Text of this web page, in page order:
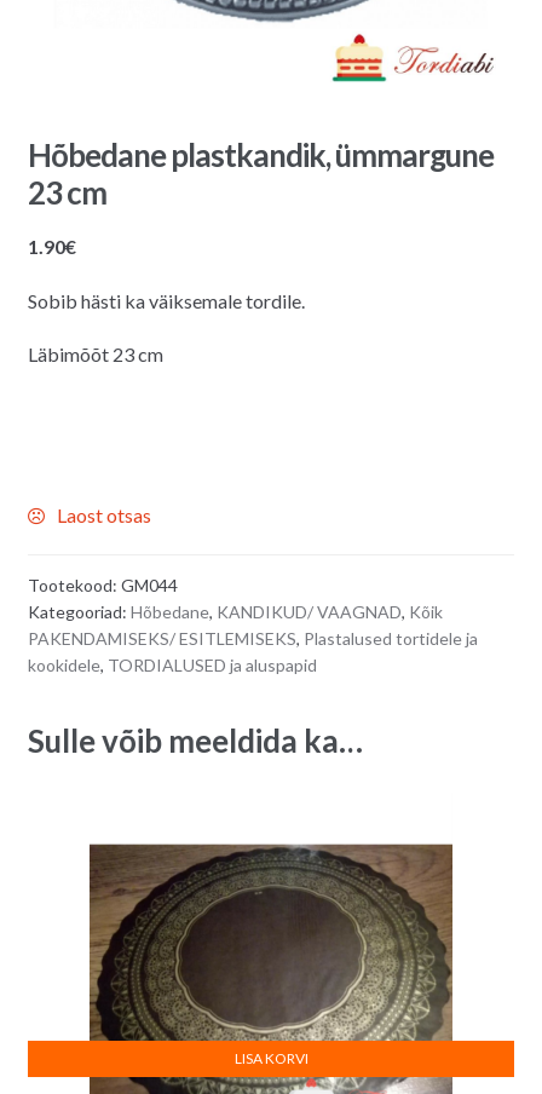
Hõbedane plastkandik, ümmargune
23 cm
1.90€
Sobib hästi ka väiksemale tordile.
Läbimõõt 23 cm
Laost otsas
Tootekood: GM044
Kategooriad: Hõbedane, KANDIKUD/ VAAGNAD, Kõik
PAKENDAMISEKS/ ESITLEMISEKS, Plastalused tortidele ja
kookidele, TORDIALUSED ja aluspapid
Sulle võib meeldida ka…
LISA KORVI